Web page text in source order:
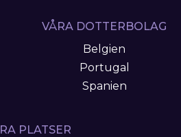
VÅRA DOTTERBOLAG
Belgien
Portugal
Spanien
PLATSER